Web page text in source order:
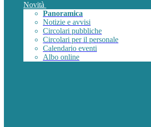
Novità
Panoramica
Notizie e avvisi
Circolari pubbliche
Circolari per il personale
Calendario eventi
Albo online